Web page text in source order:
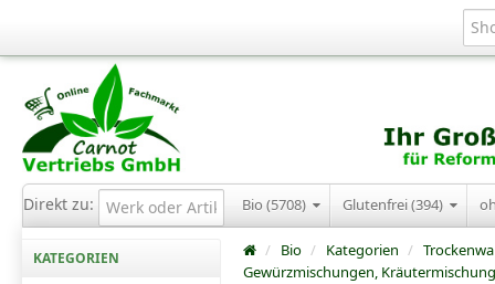
Direkt zu: Bio (5708) Glutenfrei (394)
KATEGORIEN / Bio / Kategorien /
Gewürzmischungen,